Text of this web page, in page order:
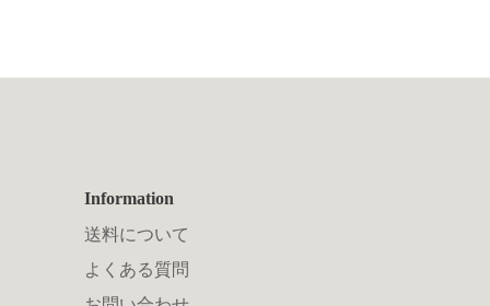
Information
送料について
よくある質問